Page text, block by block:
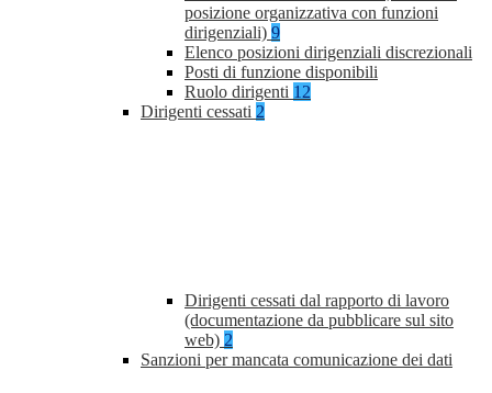
posizione organizzativa con funzioni
dirigenziali) 9
Elenco posizioni dirigenziali discrezionali
Posti di funzione disponibili
Ruolo dirigenti 12
Dirigenti cessati 2
Dirigenti cessati dal rapporto di lavoro
(documentazione da pubblicare sul sito
web) 2
Sanzioni per mancata comunicazione dei dati